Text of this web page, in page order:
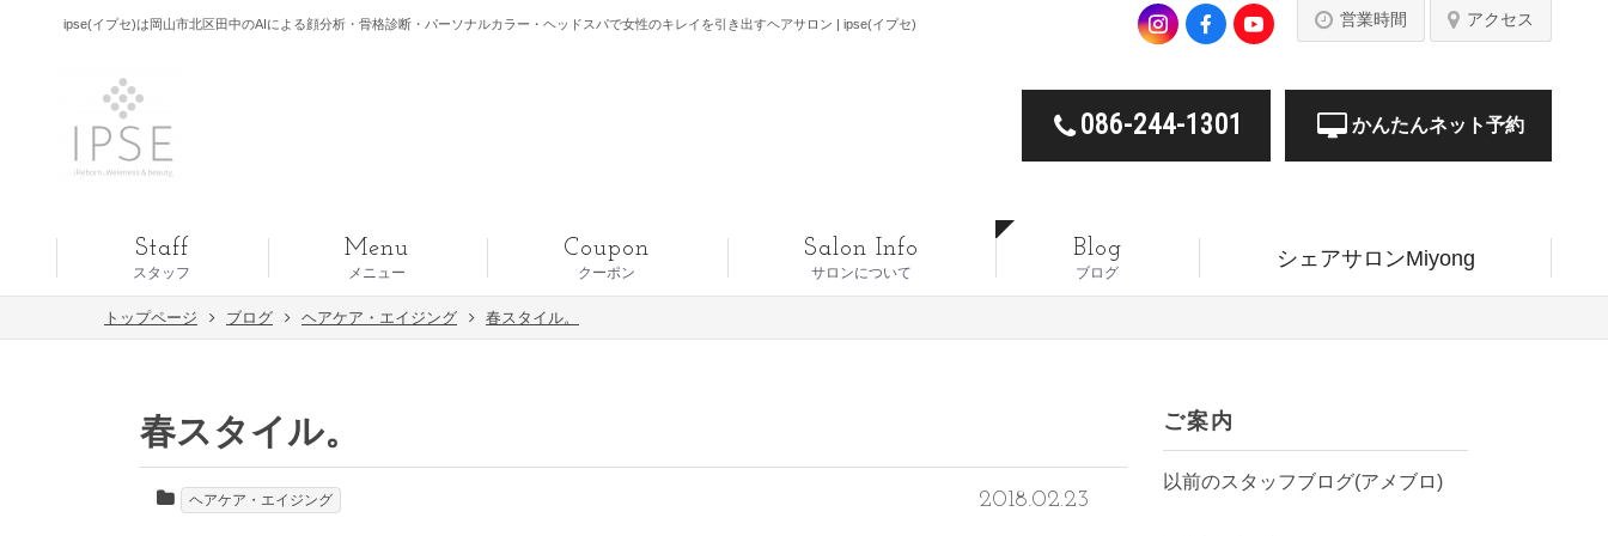
ipse(イプセ)は岡山市北区田中のAIによる顔分析・骨格診断・パーソナルカラー・ヘッドスパで女性のキレイを引き出すヘアサロン | ipse(イプセ) 営業時間 アクセス
086-244-1301 かんたんネット予約
スタッフ
Staff
メニュー
Menu
クーポン
Coupon
サロンについて
Salon Info
ブログ
Blog シェアサロンMiyong
トップページ ブログ ヘアケア・エイジング 春スタイル。
春スタイル。
ヘアケア・エイジング 2018.02.23
ご案内
以前のスタッフブログ(アメブロ)